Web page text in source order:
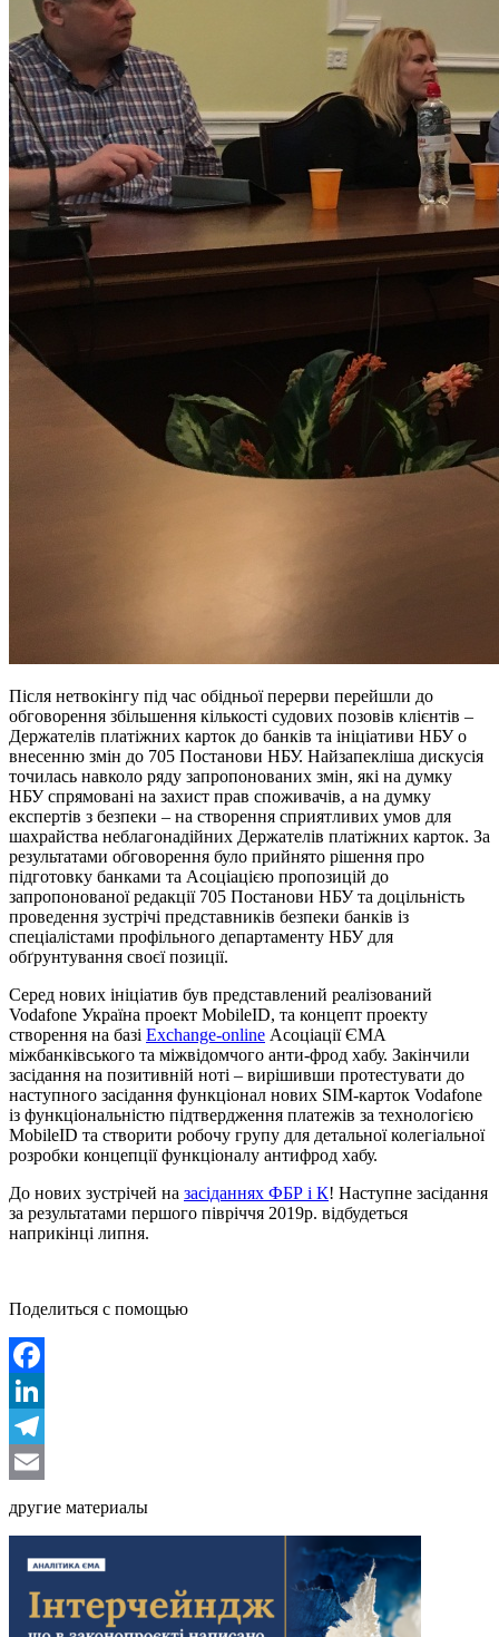
Після нетвокінгу під час обідньої перерви перейшли до
обговорення збільшення кількості судових позовів клієнтів –
Держателів платіжних карток до банків та ініціативи НБУ о
внесенню змін до 705 Постанови НБУ. Найзапекліша дискусія
точилась навколо ряду запропонованих змін, які на думку
НБУ спрямовані на захист прав споживачів, а на думку
експертів з безпеки – на створення сприятливих умов для
шахрайства неблагонадійних Держателів платіжних карток. За
результатами обговорення було прийнято рішення про
підготовку банками та Асоціацією пропозицій до
запропонованої редакції 705 Постанови НБУ та доцільність
проведення зустрічі представників безпеки банків із
спеціалістами профільного департаменту НБУ для
обґрунтування своєї позиції.
Серед нових ініціатив був представлений реалізований
Vodafone Україна проект MobileID, та концепт проекту
створення на базі Exchange-online Асоціації ЄМА
міжбанківського та міжвідомчого анти-фрод хабу. Закінчили
засідання на позитивній ноті – вирішивши протестувати до
наступного засідання функціонал нових SIM-карток Vodafone
із функціональністю підтвердження платежів за технологією
MobileID та створити робочу групу для детальної колегіальної
розробки концепції функціоналу антифрод хабу.
До нових зустрічей на засіданнях ФБР і К! Наступне засідання
за результатами першого півріччя 2019р. відбудеться
наприкінці липня.
Поделиться с помощью
Facebook
LinkedIn
Telegram
другие материалы